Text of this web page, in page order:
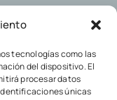
tecnologías como las
del dispositivo. El
procesar datos
únicas
DEVOLUCIONES
POLÍTICA DE
COOKIES
POLÍTICA DE